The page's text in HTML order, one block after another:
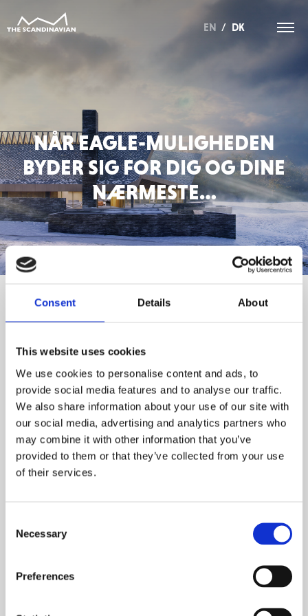
Consent Details About
This website uses cookies
We use cookies to personalise content and ads, to
provide social media features and to analyse our traffic.
We also share information about your use of our site with
our social media, advertising and analytics partners who
may combine it with other information that you’ve
provided to them or that they’ve collected from your use
of their services.
Selection
Necessary
Preferences
EN / DK
NÅR EAGLE-MULIGHEDEN
BYDER SIG FOR DIG OG DINE
NÆRMESTE…
Kære medlem,
Vi værdsætter alle vores medlemmer og som tak for din
loyalitet, tilbyder vi dig denne eksklusive mulighed for at
invitere to personer til at blive seniormedlemmer – to
personer, som du mener vil berige klubben, dig og vores
fællesskab.
(normalt 30.000 kr.) – Dette gælder fra d.d til 15. marts
Som tak for din indsats og for at hjælpe klubben med